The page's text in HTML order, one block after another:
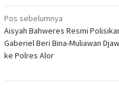
Navigasi
pos
Pos sebelumnya
Aisyah Bahweres Resmi
Gaberiel Beri Bina-Muliawan
ke Polres Alor